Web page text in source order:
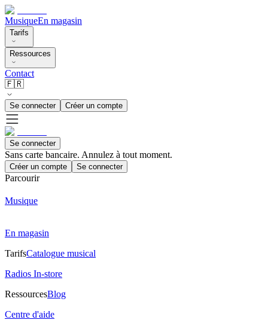
MusiqueEn magasin
Tarifs
Ressources
Contact
🇫🇷
Se connecter Créer un compte
Se connecter
Sans carte bancaire. Annulez à tout moment.
Créer un compte Se connecter
Parcourir
Musique
En magasin
TarifsCatalogue musical
Radios In-store
RessourcesBlog
Centre d'aide